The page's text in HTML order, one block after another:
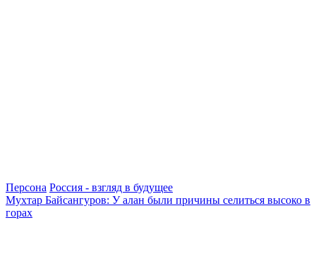
Персона Россия - взгляд в будущее
Мухтар Байсангуров: У алан были причины селиться высоко в
горах